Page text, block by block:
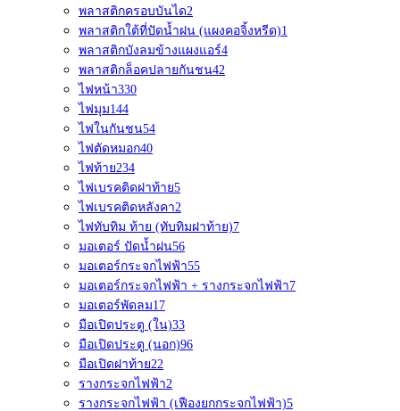
พลาสติกครอบบันได2
พลาสติกใต้ที่ปัดน้ำฝน (แผงคอจิ้งหรีด)1
พลาสติกบังลมข้างแผงแอร์4
พลาสติกล็อคปลายกันชน42
ไฟหน้า330
ไฟมุม144
ไฟในกันชน54
ไฟตัดหมอก40
ไฟท้าย234
ไฟเบรคติดฝาท้าย5
ไฟเบรคติดหลังคา2
ไฟทับทิม ท้าย (ทับทิมฝาท้าย)7
มอเตอร์ ปัดน้ำฝน56
มอเตอร์กระจกไฟฟ้า55
มอเตอร์กระจกไฟฟ้า + รางกระจกไฟฟ้า7
มอเตอร์พัดลม17
มือเปิดประตู (ใน)33
มือเปิดประตู (นอก)96
มือเปิดฝาท้าย22
รางกระจกไฟฟ้า2
รางกระจกไฟฟ้า (เฟืองยกกระจกไฟฟ้า)5